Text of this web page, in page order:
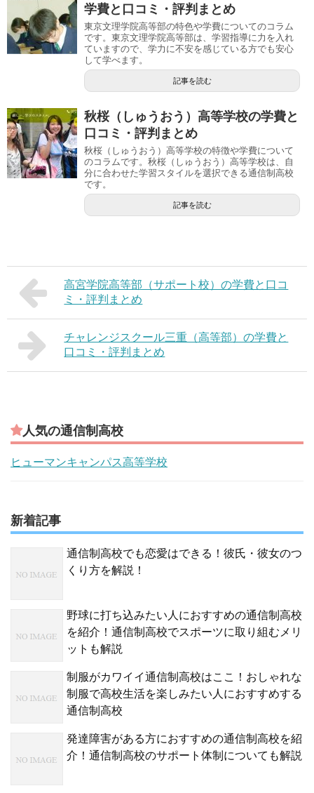
学費と口コミ・評判まとめ
東京文理学院高等部の特色や学費についてのコラム
です。東京文理学院高等部は、学習指導に力を入れ
ていますので、学力に不安を感じている方でも安心
して学べます。
記事を読む
秋桜（しゅうおう）高等学校の学費と
口コミ・評判まとめ
秋桜（しゅうおう）高等学校の特徴や学費について
のコラムです。秋桜（しゅうおう）高等学校は、自
分に合わせた学習スタイルを選択できる通信制高校
です。
記事を読む
高宮学院高等部（サポート校）の学費と口コ
ミ・評判まとめ
チャレンジスクール三重（高等部）の学費と
口コミ・評判まとめ
人気の通信制高校
ヒューマンキャンパス高等学校
新着記事
通信制高校でも恋愛はできる！彼氏・彼女のつ
くり方を解説！
野球に打ち込みたい人におすすめの通信制高校
を紹介！通信制高校でスポーツに取り組むメリ
ットも解説
制服がカワイイ通信制高校はここ！おしゃれな
制服で高校生活を楽しみたい人におすすめする
通信制高校
発達障害がある方におすすめの通信制高校を紹
介！通信制高校のサポート体制についても解説